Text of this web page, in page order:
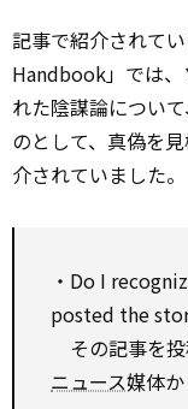
記事で紹介されて
Handbook」では、
れた陰謀論につい
のとして、真偽を
介されていました。
・Do I
posted the
その記事を
ニュース媒体か